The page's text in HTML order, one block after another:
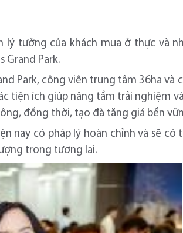
lý tưởng của khách mua ở thực và
Grand Park.
Park, công viên trung tâm 36ha và
tiện ích giúp nâng tầm trải nghiệm
đồng thời, tạo đà tăng giá bền
nay có pháp lý hoàn chỉnh và sẽ có
trong tương lai.